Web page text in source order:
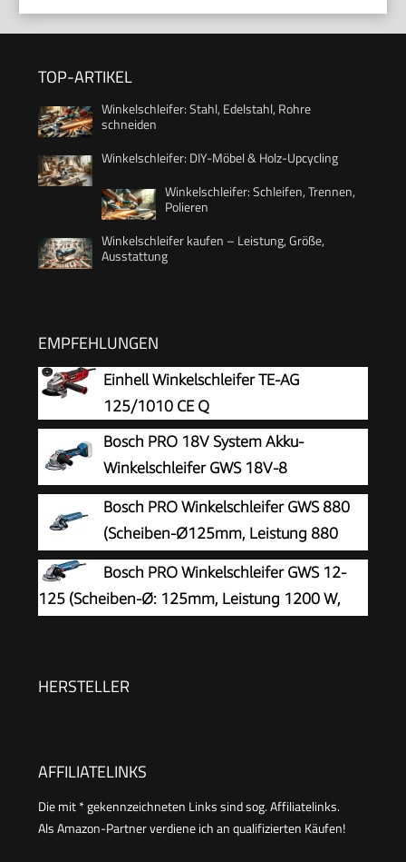
TOP-ARTIKEL
Winkelschleifer: Stahl, Edelstahl, Rohre
schneiden
Winkelschleifer: DIY-Möbel & Holz-Upcycling
Winkelschleifer: Schleifen, Trennen,
Polieren
Winkelschleifer kaufen – Leistung, Größe,
Ausstattung
EMPFEHLUNGEN
Einhell Winkelschleifer TE-AG
125/1010 CE Q
Bosch PRO 18V System Akku-
Winkelschleifer GWS 18V-8
(Scheibendurchmesser 125 mm)
Bosch PRO Winkelschleifer GWS 880
(Scheiben-Ø125mm, Leistung 880
Watt, Leerlaufdrehzahl: 11.000 min-1,
inkl. Zusatzgriff, Schutzhaube, Spannmutter,
Aufnahmeflansch, Zweilochschlüssel)
Bosch PRO Winkelschleifer GWS 12-
125 (Scheiben-Ø: 125mm, Leistung 1200 W,
HERSTELLER
AFFILIATELINKS
Die mit * gekennzeichneten Links sind sog. Affiliatelinks.
Als Amazon-Partner verdiene ich an qualifizierten Käufen!